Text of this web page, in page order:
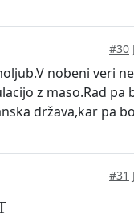
#30
nobeni veri
z maso.Rad pa
država,kar pa
#31